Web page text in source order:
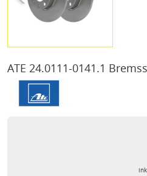
ATE 24.0111-0141.1